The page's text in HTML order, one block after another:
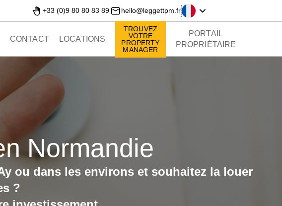
+33 (0)9 80 80 83 89 hello@leggettpm.fr
CONTACT LOCATIONS
TROUVEZ
VOTRE
PROPERTY
MANAGER
PORTAIL
PROPRIÉTAIRE
Normandie
ou dans les environs et souhaitez la louer
?